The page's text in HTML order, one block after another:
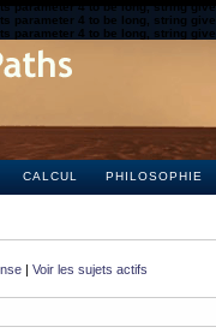
parameter 4 to be long, string
parameter 4 to be long, string
parameter 4 to be long, string
CALCUL PHILOSOPHIE
| Voir les sujets actifs